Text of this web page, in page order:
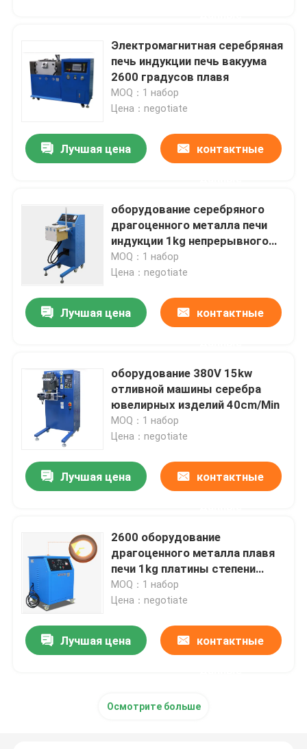
Продукты
О нас
Путешествие фабрики
Свяжитесь мы
Новости
Машина рафинировки золота
Электромагнитная серебряная
печь индукции печь вакуума
2600 градусов плавя
MOQ：1 набор
Цена：negotiate
Лучшая цена контактные
оборудование серебряного
драгоценного металла печи
индукции 1kg непрерывного
плавя
MOQ：1 набор
Цена：negotiate
Лучшая цена контактные
оборудование 380V 15kw
отливной машины серебра
ювелирных изделий 40cm/Min
MOQ：1 набор
Цена：negotiate
Лучшая цена контактные
2600 оборудование
драгоценного металла плавя
печи 1kg платины степени
плавя
MOQ：1 набор
Цена：negotiate
Лучшая цена контактные
Осмотрите больше